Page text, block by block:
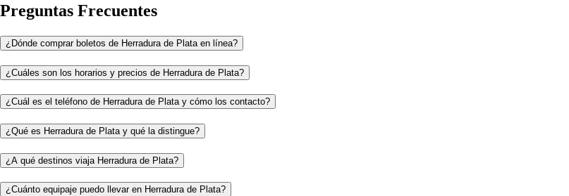
Preguntas Frecuentes
¿Dónde comprar boletos de Herradura de Plata en línea?
¿Cuáles son los horarios y precios de Herradura de Plata?
¿Cuál es el teléfono de Herradura de Plata y cómo los contacto?
¿Qué es Herradura de Plata y qué la distingue?
¿A qué destinos viaja Herradura de Plata?
¿Cuánto equipaje puedo llevar en Herradura de Plata?